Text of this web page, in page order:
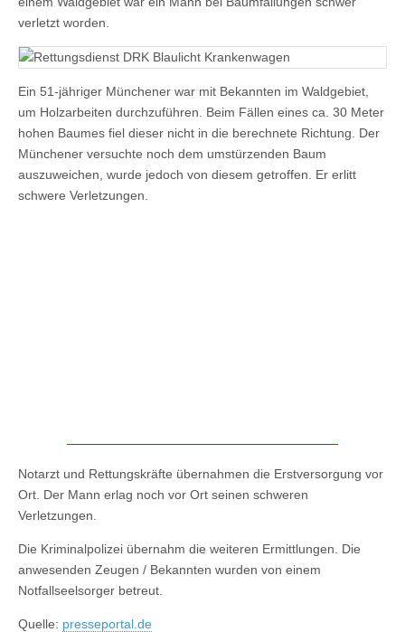
verletzt worden.
Ein 51-jähriger Münchener war mit Bekannten im Waldgebiet,
um Holzarbeiten durchzuführen. Beim Fällen eines ca. 30 Meter
hohen Baumes fiel dieser nicht in die berechnete Richtung. Der
Münchener versuchte noch dem umstürzenden Baum
auszuweichen, wurde jedoch von diesem getroffen. Er erlitt
schwere Verletzungen.
Notarzt und Rettungskräfte übernahmen die Erstversorgung vor
Ort. Der Mann erlag noch vor Ort seinen schweren
Verletzungen.
Die Kriminalpolizei übernahm die weiteren Ermittlungen. Die
anwesenden Zeugen / Bekannten wurden von einem
Notfallseelsorger betreut.
Quelle: presseportal.de